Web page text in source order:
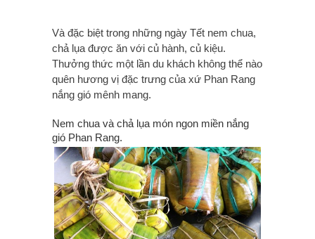
Và đặc biệt trong những ngày Tết nem chua,
chả lụa được ăn với củ hành, củ kiệu.
Thưởng thức một lần du khách không thể nào
quên hương vị đặc trưng của xứ Phan Rang
nắng gió mênh mang.
Nem chua và chả lụa món ngon miền nắng
gió Phan Rang.